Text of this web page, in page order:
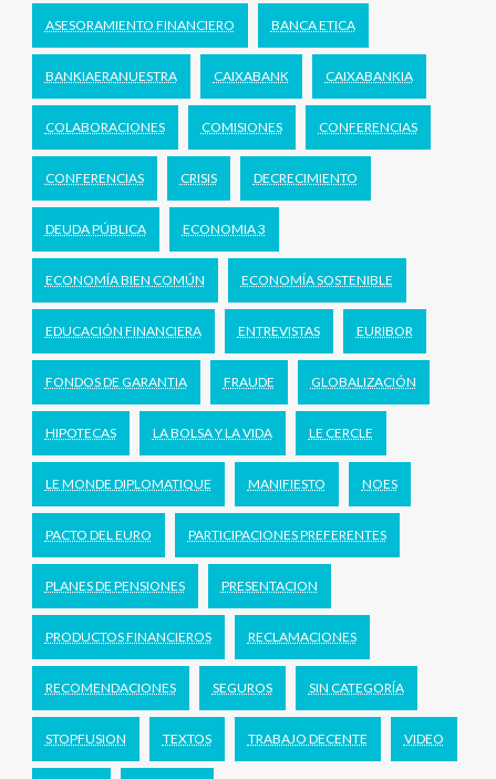
ASESORAMIENTO FINANCIERO BANCA ETICA
BANKIAERANUESTRA CAIXABANK CAIXABANKIA
COLABORACIONES COMISIONES CONFERENCIAS
CONFERENCIAS CRISIS DECRECIMIENTO
DEUDA PÚBLICA ECONOMIA 3
ECONOMÍA BIEN COMÚN ECONOMÍA SOSTENIBLE
EDUCACIÓN FINANCIERA ENTREVISTAS EURIBOR
FONDOS DE GARANTIA FRAUDE GLOBALIZACIÓN
HIPOTECAS LA BOLSA Y LA VIDA LE CERCLE
LE MONDE DIPLOMATIQUE MANIFIESTO NOES
PACTO DEL EURO PARTICIPACIONES PREFERENTES
PLANES DE PENSIONES PRESENTACION
PRODUCTOS FINANCIEROS RECLAMACIONES
RECOMENDACIONES SEGUROS SIN CATEGORÍA
STOPFUSION TEXTOS TRABAJO DECENTE VIDEO